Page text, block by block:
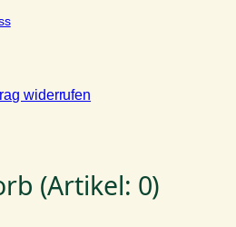
widerrufen
(Artikel: 0)